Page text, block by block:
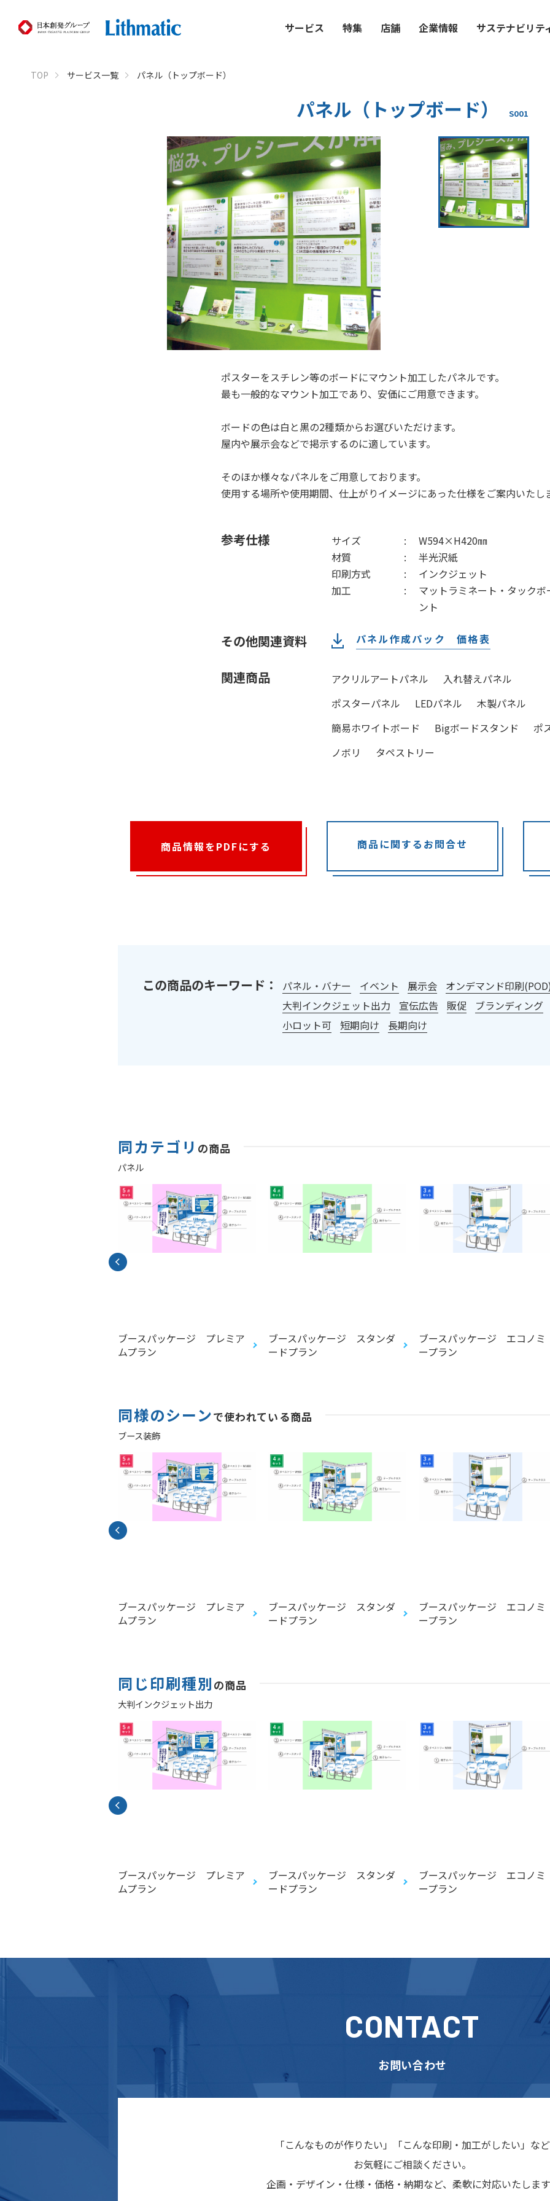
サービス 特集 店舗 企業情報 サステナビリテ
TOP サービス一覧 パネル（トップボード）
パネル（トップボード） S001
ポスターをスチレン等のボードにマウント加工したパネルです。
最も一般的なマウント加工であり、安価にご用意できます。
ボードの色は白と黒の2種類からお選びいただけます。
屋内や展示会などで掲示するのに適しています。
そのほか様々なパネルをご用意しております。
使用する場所や使用期間、仕上がりイメージにあった仕様をご案内いたし
参考仕様 サイズ
W594×H420㎜
材質
半光沢紙
印刷方式
インクジェット
加工
マットラミネート・タック
ント
その他関連資料 パネル作成パック 価格表
関連商品 アクリルアートパネル
入れ替えパネル
ポスターパネル
LEDパネル
木製パネル
簡易ホワイトボード
Bigボードスタンド
ポ
ノボリ
タペストリー
商品情報をPDFにする 商品に関するお問合せ
この商品のキーワード： パネル・バナー イベント 展示会
オンデマンド印刷
大判インクジェット出力
宣伝広告 販促
ブランディング
小ロット可
短期向け 長期向け
同カテゴリ の商品
パネル
ブースパッケージ プレミア
ムプラン
ブースパッケージ スタンダ
ードプラン
ブースパッケージ エコノミ
ープラン
同様のシーンで使われている商品
ブース装飾
ブースパッケージ プレミア
ムプラン
ブースパッケージ スタンダ
ードプラン
ブースパッケージ エコノミ
ープラン
同じ印刷種別 の商品
大判インクジェット出力
ブースパッケージ プレミア
ムプラン
ブースパッケージ スタンダ
ードプラン
ブースパッケージ エコノミ
ープラン
CONTACT
お問い合わせ
「こんなものが作りたい」
「こんな印刷・加工がしたい」など
お気軽にご相談ください。
企画・デザイン・仕様・価格・納期など、 柔軟に対応いたしま